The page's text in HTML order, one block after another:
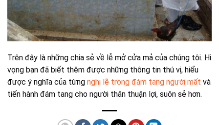
Trên đây là những chia sẻ về lễ mở cửa mả của chúng tôi. Hi
vọng bạn đã biết thêm được những thông tin thú vị, hiểu
được ý nghĩa của từng nghi lễ trong đám tang người mất và
tiến hành đám tang cho người thân thuận lợi, suôn sẻ hơn.